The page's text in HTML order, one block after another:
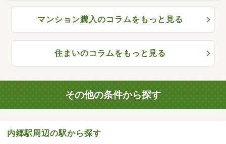
マンション購入のコラムをもっと見る
住まいのコラムをもっと見る
その他の条件から探す
内郷駅周辺の駅から探す